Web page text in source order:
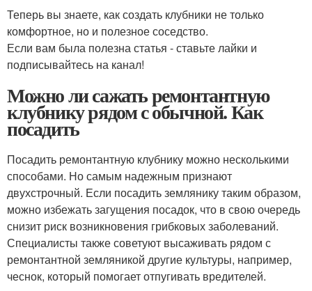
Теперь вы знаете, как создать клубники не только
комфортное, но и полезное соседство.
Если вам была полезна статья - ставьте лайки и
подписывайтесь на канал!
Можно ли сажать ремонтантную
клубнику рядом с обычной. Как
посадить
Посадить ремонтантную клубнику можно несколькими
способами. Но самым надежным признают
двухстрочный. Если посадить землянику таким образом,
можно избежать загущения посадок, что в свою очередь
снизит риск возникновения грибковых заболеваний.
Специалисты также советуют высаживать рядом с
ремонтантной земляникой другие культуры, например,
чеснок, который помогает отпугивать вредителей.